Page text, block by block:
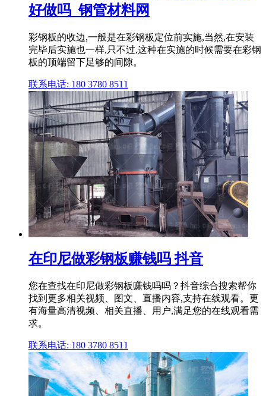
好做吗_钢管材料网
彩钢板的收边,一般是在彩钢板定位前实施,当然,在安装
完毕后实施也一样,只不过,这种在实施的时候需要在彩钢
板的顶端留下足够的间隙。
联系电话: 180 3780 8511
在印尼做彩钢板赚钱吗 抖音
您在查找在印尼做彩钢板赚钱吗吗？抖音综合搜索帮你
找到更多相关视频、图文、直播内容,支持在线观看。更
有海量高清视频、相关直播、用户,满足您的在线观看需
求。
联系电话: 180 3780 8511